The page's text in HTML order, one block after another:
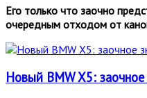
Его только что заочно
очередным отходом от
Новый BMW X5: